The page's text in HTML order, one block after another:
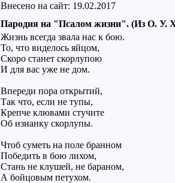
Внесено на сайт: 19.02.2017
Пародия на "Псалом жизни". (Из О. У.
Жизнь всегда звала нас к бою.
То, что виделось яйцом,
Скоро станет скорлупою
И для вас уже не дом.
Впереди пора открытий,
Так что, если не тупы,
Крепче клювами стучите
Об изнанку скорлупы.
Чтоб суметь на поле бранном
Победить в бою лихом,
Стань не клушей, не бараном,
А бойцовым петухом.